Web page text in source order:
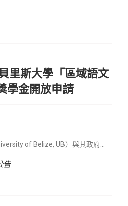
里斯大學「區域語文
學金開放申請
of Belize, UB）與其政府…
告